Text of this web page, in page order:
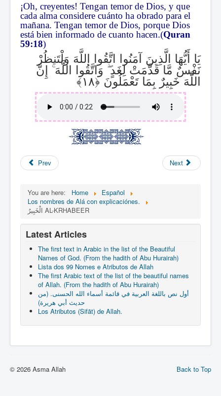
¡Oh, creyentes! Tengan temor de Dios, y que
cada alma considere cuánto ha obrado para el
mañana. Tengan temor de Dios, porque Dios
está bien informado de cuanto hacen.(Quran
59:18)
يَا أَيُّهَا الَّذِينَ آمَنُوا اتَّقُوا اللَّهَ وَلْتَنظُرْ
نَفْسٌ مَّا قَدَّمَتْ لِغَدٍۖ وَاتَّقُوا اللَّهَۚ إِنَّ
اللَّهَ خَبِيرٌ بِمَا تَعْمَلُونَ
Prev Next
You are here: Home
Español
Los nombres de Alá con explicaciónes.
الْخَبِيرُ AL-KRHABEER
Latest Articles
The first text in Arabic in the list of the Beautiful
Names of God. (From the hadith of Abu Hurairah)
Lista dos 99 Nomes e Atributos de Allah
The first Arabic text of the list of the beautiful names
of Allah. (From the hadith of Abu Hurairah)
أول نص باللغة العربية في قائمة أسماء الله الحسنى. (من
حديث أبي هريرة)
Los Atributos (Sifāt) de Allah.
Back to Top
© 2026 Asma Allah